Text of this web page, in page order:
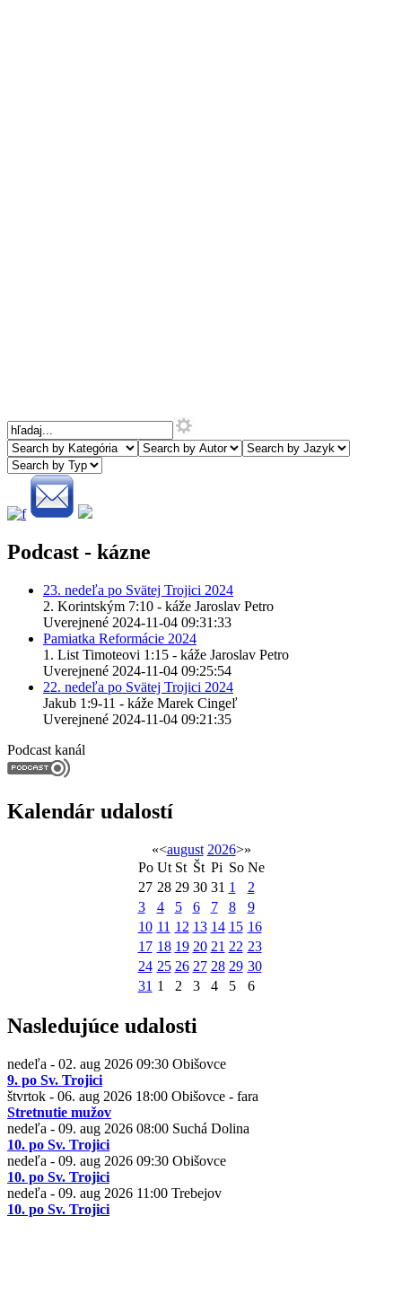
Podcast - kázne
23. nedeľa po Svätej Trojici 2024
2. Korintským 7:10 - káže Jaroslav Petro
Uverejnené 2024-11-04 09:31:33
Pamiatka Reformácie 2024
1. List Timoteovi 1:15 - káže Jaroslav Petro
Uverejnené 2024-11-04 09:25:54
22. nedeľa po Svätej Trojici 2024
Jakub 1:9-11 - káže Marek Cingeľ
Uverejnené 2024-11-04 09:21:35
Podcast kanál
Kalendár udalostí
«<august 2026>»
Po Ut St Št Pi So Ne
27 28 29 30 31 1
2
3
4 5 6 7 8
9
10 11 12 13 14 15 16
17 18 19 20 21 22 23
24 25 26 27 28 29 30
31 1 2 3 4 5 6
Nasledujúce udalosti
nedeľa - 02. aug 2026 09:30 Obišovce
9. po Sv. Trojici
štvrtok - 06. aug 2026 18:00 Obišovce - fara
Stretnutie mužov
nedeľa - 09. aug 2026 08:00 Suchá Dolina
10. po Sv. Trojici
nedeľa - 09. aug 2026 09:30 Obišovce
10. po Sv. Trojici
nedeľa - 09. aug 2026 11:00 Trebejov
10. po Sv. Trojici